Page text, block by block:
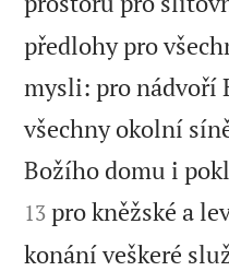
předlohy pro
mysli: pro nádvoří
všechny okolní
Božího domu i
13 pro kněžské a
konání veškeré